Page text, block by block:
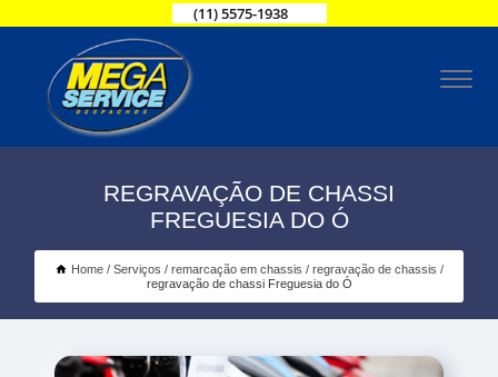
(11) 5575-1938
REGRAVAÇÃO DE CHASSI
FREGUESIA DO Ó
Home Serviços remarcação em chassis
regravação de chassis
regravação de chassi Freguesia do Ó